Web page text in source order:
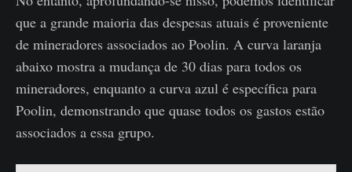
que a grande maioria das despesas atuais é proveniente
de mineradores associados ao Poolin. A curva laranja
abaixo mostra a mudança de 30 dias para todos os
mineradores, enquanto a curva azul é específica para
Poolin, demonstrando que quase todos os gastos estão
associados a essa grupo.